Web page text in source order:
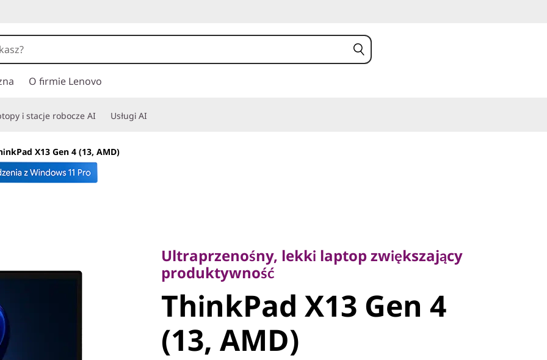
O firmie Lenovo
i stacje robocze AI Usługi AI
X13 Gen 4 (13, AMD)
ThinkPad X13 Gen 4
(13, AMD)
Ultraprzenośny, lekki laptop zwiększający
produktywność
ThinkPad X13 Gen 4
(13, AMD)